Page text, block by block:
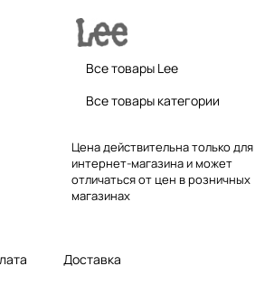
Все товары Lee
Все товары категории
Цена действительна только для
интернет-магазина и может
отличаться от цен в розничных
магазинах
Доставка